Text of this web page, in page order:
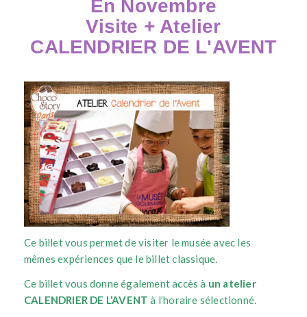
En Novembre
Visite + Atelier
CALENDRIER DE L'AVENT
Ce billet vous permet de visiter le musée avec les
mêmes expériences que le billet classique.
Ce billet vous donne également accès à un atelier
CALENDRIER DE L’AVENT à l’horaire sélectionné.